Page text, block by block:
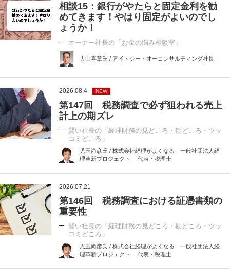
相談15：銀行がやたらと固定金利を勧
めてきます！やはり固定がよいのでし
ょうか！
オーナー社長の「お金の悩み相談室」
古山喜章氏 / アイ・シー・オーコンサルティング社長
2026.08.4 NEW
第147回 税務調査で必ず狙われる売上
計上の期ズレ
賢い社長の「経理財務の見どころ・勘どころ・ツッ
コミどころ」
児玉尚彦氏 / 株式会社経理がよくなる 一般社団法人経
理革新プロジェクト 代表・税理士
2026.07.21
第146回 税務調査における証憑書類の
重要性
賢い社長の「経理財務の見どころ・勘どころ・ツッ
コミどころ」
児玉尚彦氏 / 株式会社経理がよくなる 一般社団法人経
理革新プロジェクト 代表・税理士